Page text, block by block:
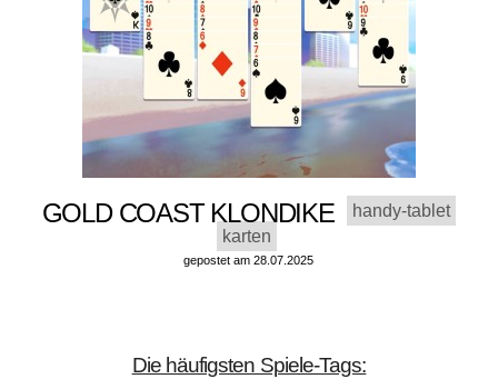
GOLD COAST KLONDIKE
handy-tablet
karten
gepostet am 28.07.2025
Die häufigsten Spiele-Tags: